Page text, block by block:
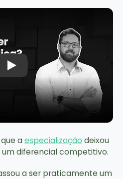
Assistir ao vídeo: Vale a pena
aespecialização deixou
diferencial competitivo.
a ser praticamente um